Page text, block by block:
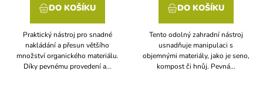
DO KOŠÍKU
Praktický nástroj pro snadné
nakládání a přesun většího
množství organického materiálu.
Díky pevnému provedení a...
DO KOŠÍKU
Tento odolný zahradní nástroj
usnadňuje manipulaci s
objemnými materiály, jako je seno,
kompost či hnůj. Pevná...